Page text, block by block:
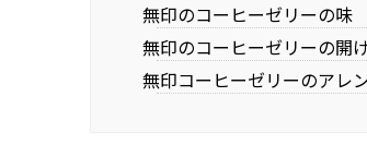
無印のコーヒーゼリーの味
無印のコーヒーゼリーの開
無印コーヒーゼリーのアレ